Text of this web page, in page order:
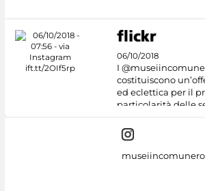
06/10/2018
I
costituiscono
ed eclettica per il
particolarità delle